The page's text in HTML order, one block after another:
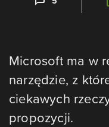
Microsoft ma w
narzędzie, z
ciekawych
propozycji.